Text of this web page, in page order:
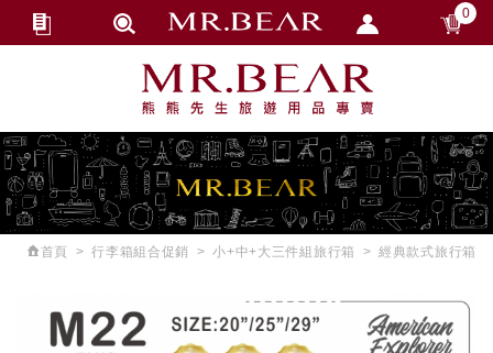
首頁 行李箱組合促銷 小+中+大三件組旅行箱 經典款式旅行箱
0
會員登入
會員註冊
忘記密碼
訂單查詢
追蹤清單
繁體中文